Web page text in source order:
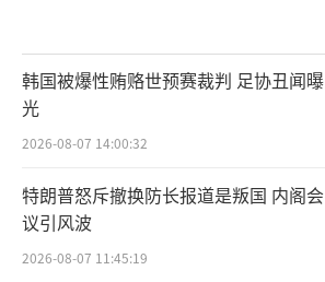
韩国被爆性贿赂世预赛裁判 足协丑闻曝
光
2026-08-07 14:00:32
特朗普怒斥撤换防长报道是叛国 内阁会
议引风波
2026-08-07 11:45:19